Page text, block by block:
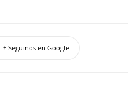
+ Seguinos en Google